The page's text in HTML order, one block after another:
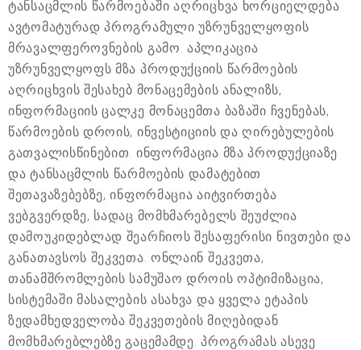
ტანსაცმლის წარმოებაში აღრიცხვა ხორციელდება
ავტომატურად პროგრამული უზრუნველყოფის
მრავალფეროვნების გამო. აპლიკაცია
უზრუნველყოფს მზა პროდუქციის წარმოების
აღრიცხვის შესახებ მონაცემების ანალიზს,
ინფორმაციის ცალკე მონაცემთა ბაზაში ჩვენებას,
წარმოების დროის, ინვესტიციის და ღირებულების
გათვალისწინებით. ინფორმაცია მზა პროდუქციაზე
და ტანსაცმლის წარმოების დამატებით
შეთავაზებებზე, ინფორმაცია აიტვირთება
ვებგვერდზე, სადაც მომხმარებელს შეუძლია
დამოუკიდებლად შეარჩიოს შესაფერისი ნივთები და
განათავსოს შეკვეთა. ონლაინ შეკვეთა,
თანამშრომლების სამუშაო დროის ოპტიმიზაცია,
სისტემაში მასალების ასახვა და ყველა ეტაპის
ზედამხედველობა შეკვეთების მიღებიდან
მომხმარებლებზე გაცემამდე. პროგრამას ასევე